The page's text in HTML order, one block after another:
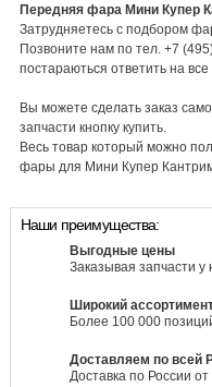
Передняя фара Мини Купер
Затрудняетесь с подбором
Позвоните нам по тел. +7
постараються ответить на
Вы можете сделать заказ
запчасти кнопку купить.
Весь товар который можно
фары для Мини Купер
Наши преимущества:
Выгодные цены
Заказывая запчасти у
Широкий
Более 100 000
Доставляем по всей
Доставка по России